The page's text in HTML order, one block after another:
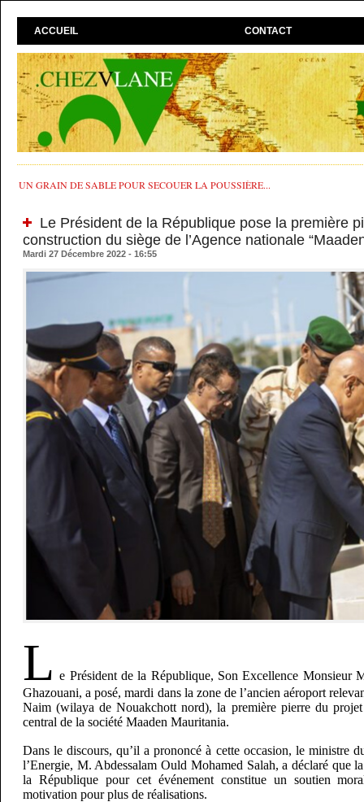
ACCUEIL CONTACT
UN GRAIN DE SABLE POUR SECOUER LA POUSSIÈRE...
Le Président de la République pose la première
construction du siège de l’Agence nationale
Mardi 27 Décembre 2022 - 16:55
L e Président de la République, Son Excellence Monsieur
Ghazouani, a posé, mardi dans la zone de l’ancien aéroport
Naim (wilaya de Nouakchott nord), la première pierre du
central de la société Maaden Mauritania.
Dans le discours, qu’il a prononcé à cette occasion, le ministre
l’Energie, M. Abdessalam Ould Mohamed Salah, a déclaré que
la République pour cet événement constitue un soutien
motivation pour plus de réalisations.